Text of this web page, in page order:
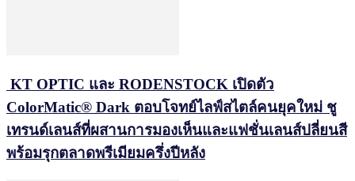
KT OPTIC และ RODENSTOCK เปิดตัว
ColorMatic® Dark ตอบโจทย์ไลฟ์สไตล์คนยุคใหม่ ชู
เทรนด์เลนส์ที่ผสานการมองเห็นและแฟชั่นเลนส์ปลี่ยนสี
พร้อมรุกตลาดพรีเมียมครึ่งปีหลัง